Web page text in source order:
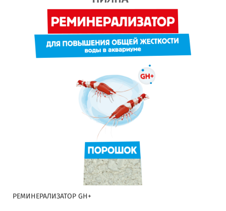
РЕМИНЕРАЛИЗАТОР GH+